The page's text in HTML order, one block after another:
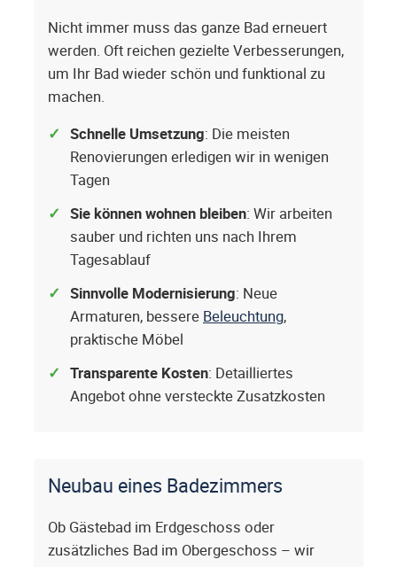
Nicht immer muss das ganze Bad erneuert
werden. Oft reichen gezielte Verbesserungen,
um Ihr Bad wieder schön und funktional zu
machen.
Schnelle Umsetzung: Die meisten
Renovierungen erledigen wir in wenigen
Tagen
Sie können wohnen bleiben: Wir arbeiten
sauber und richten uns nach Ihrem
Tagesablauf
Sinnvolle Modernisierung: Neue
Armaturen, bessere Beleuchtung,
praktische Möbel
Transparente Kosten: Detailliertes
Angebot ohne versteckte Zusatzkosten
Neubau eines Badezimmers
Ob Gästebad im Erdgeschoss oder
zusätzliches Bad im Obergeschoss – wir